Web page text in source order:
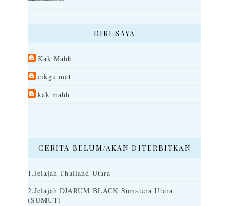
DIRI SAYA
Kak Mahh
cikgu mat
kak mahh
CERITA BELUM/AKAN DITERBITKAN
1.Jelajah Thailand Utara
2.Jelajah DJARUM BLACK Sumatera Utara
(SUMUT)